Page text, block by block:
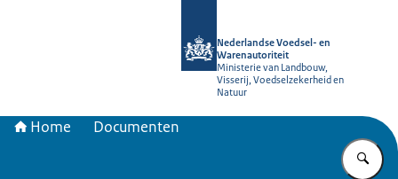
Nederlandse Voedsel- en
Warenautoriteit
Ministerie van Landbouw,
Visserij, Voedselzekerheid en
Natuur
Home Documenten